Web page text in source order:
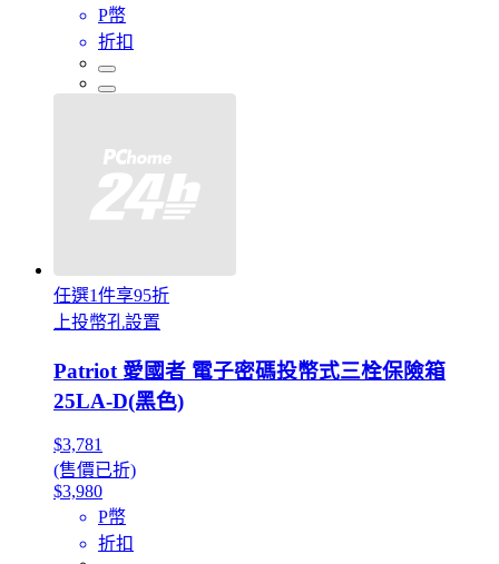
P幣
折扣
任選1件享95折
上投幣孔設置
Patriot 愛國者 電子密碼投幣式三栓保險箱
25LA-D(黑色)
$3,781
(售價已折)
$3,980
P幣
折扣